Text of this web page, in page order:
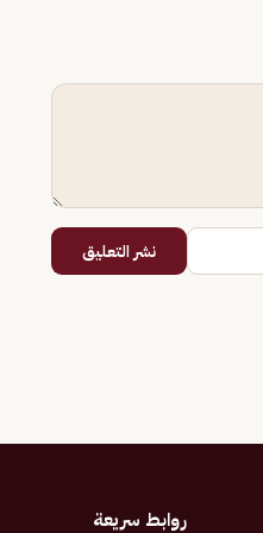
نشر التعليق
روابط سريعة